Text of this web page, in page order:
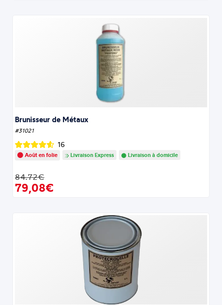
Brunisseur de Métaux
#31021
16
Août en folie Livraison Express Livraison à domicile
84.72€
79,08€